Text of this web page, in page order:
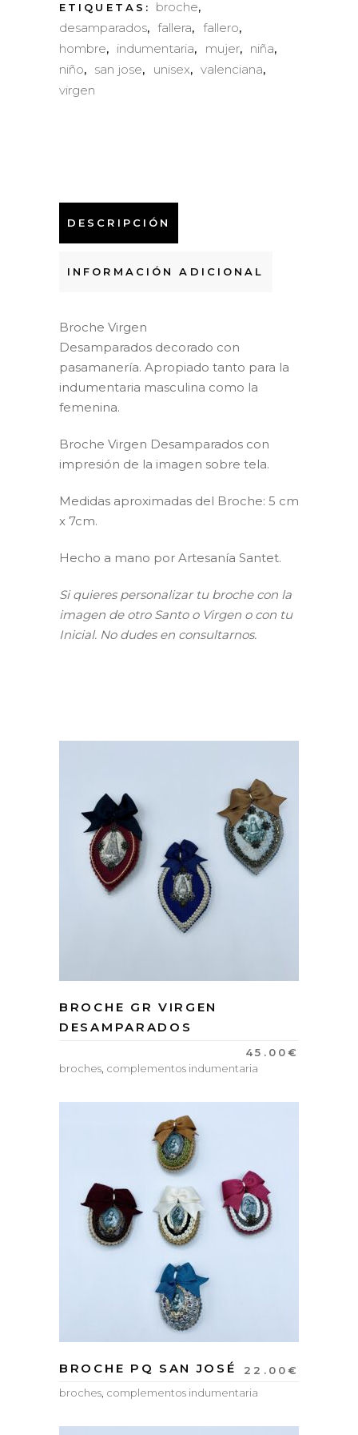
ETIQUETAS: broche,
desamparados,fallera, fallero,
hombre, indumentaria, mujer, niña,
niño, san jose, unisex, valenciana,
virgen
DESCRIPCIÓN
INFORMACIÓN ADICIONAL
Broche Virgen
Desamparados decorado con
pasamanería. Apropiado tanto para la
indumentaria masculina como la
femenina.
Broche Virgen Desamparados con
impresión de la imagen sobre tela.
Medidas aproximadas del Broche: 5 cm
x 7cm.
Hecho a mano por Artesanía Santet.
Si quieres personalizar tu broche con la
imagen de otro Santo o Virgen o con tu
Inicial. No dudes en consultarnos.
BROCHE GR VIRGEN
DESAMPARADOS
45.00€
broches, complementos indumentaria
BROCHE PQ SAN JOSÉ 22.00€
broches, complementos indumentaria